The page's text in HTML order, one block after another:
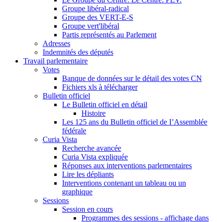
Groupe libéral-radical
Groupe des VERT-E-S
Groupe vert'libéral
Partis représentés au Parlement
Adresses
Indemnités des députés
Travail parlementaire
Votes
Banque de données sur le détail des votes CN
Fichiers xls à télécharger
Bulletin officiel
Le Bulletin officiel en détail
Histoire
Les 125 ans du Bulletin officiel de I’Assemblée
fédérale
Curia Vista
Recherche avancée
Curia Vista expliquée
Réponses aux interventions parlementaires
Lire les dépliants
Interventions contenant un tableau ou un
graphique
Sessions
Session en cours
Programmes des sessions - affichage dans